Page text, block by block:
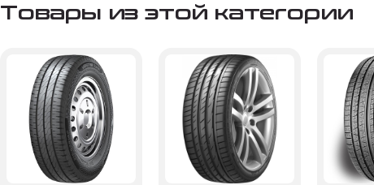
Товары из этой категории